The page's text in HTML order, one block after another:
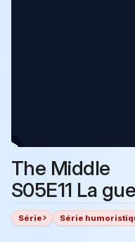
The Middle
S05E11 La
Série Série